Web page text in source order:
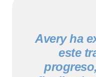
Avery ha
este